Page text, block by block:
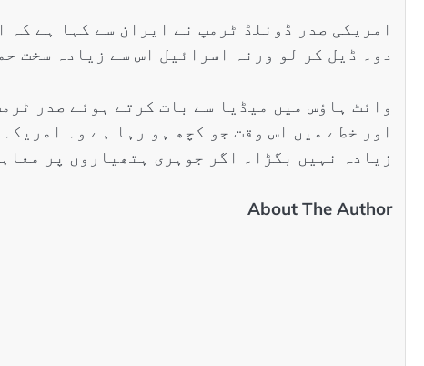
امریکی صدر ڈونلڈ ٹرمپ نے ایران سے کہا ہے
دو۔ ڈیل کر لو ورنہ اسرائیل اس سے زیادہ سخت
وائٹ ہاؤس میں میڈیا سے بات کرتے ہوئے صدر
اور خطے میں اس وقت جو کچھ ہو رہا ہے وہ
زیادہ نہیں بگڑا۔ اگر جوہری ہتھیاروں پر
About The Author